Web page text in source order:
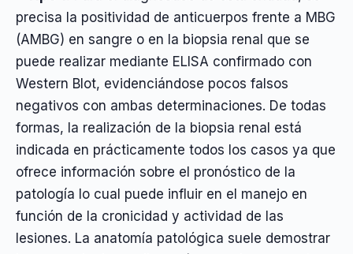
precisa la positividad de anticuerpos frente a MBG
(AMBG) en sangre o en la biopsia renal que se
puede realizar mediante ELISA confirmado con
Western Blot, evidenciándose pocos falsos
negativos con ambas determinaciones. De todas
formas, la realización de la biopsia renal está
indicada en prácticamente todos los casos ya que
ofrece información sobre el pronóstico de la
patología lo cual puede influir en el manejo en
función de la cronicidad y actividad de las
lesiones. La anatomía patológica suele demostrar